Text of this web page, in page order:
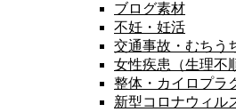
ブログ素材
不妊・妊活
交通事故・むちう
女性疾患（生理不
整体・カイロプラ
新型コロナウィル